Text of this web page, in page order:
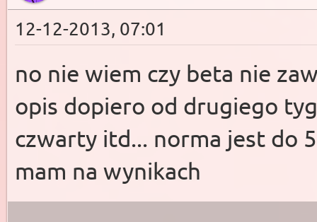
12-12-2013, 07:01
no nie wiem czy beta nie
opis dopiero od drugiego
czwarty itd... norma jest do
mam na wynikach